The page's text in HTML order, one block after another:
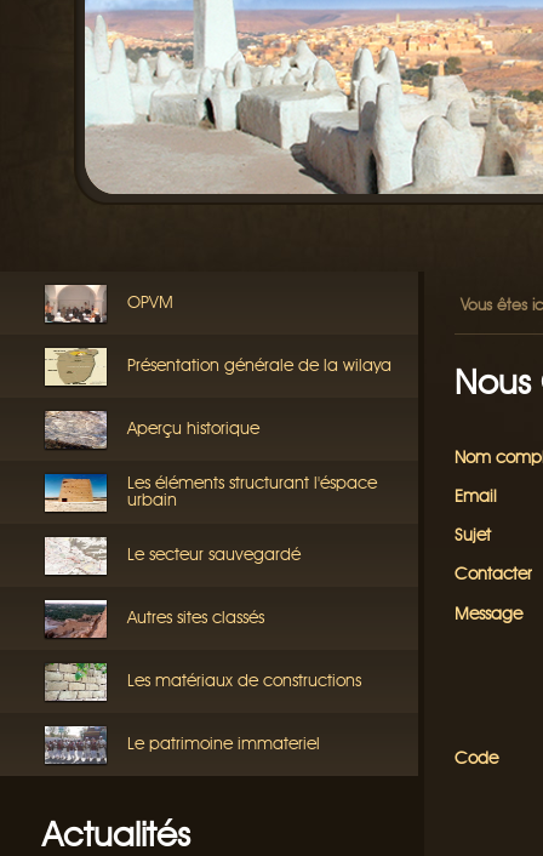
OPVM
Présentation générale de la wilaya
Aperçu historique
Les éléments structurant l'éspace
urbain
Le secteur sauvegardé
Autres sites classés
Les matériaux de constructions
Le patrimoine immateriel
Actualités
Vous êtes
Nom
Email
Sujet
Contacter
Message
Code